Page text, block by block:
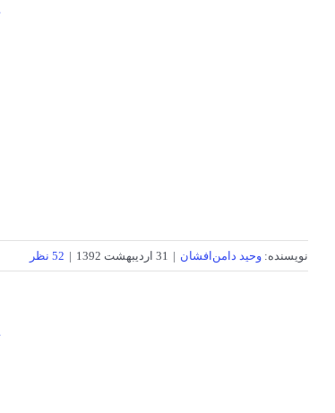
نویسنده: وحید دامن‌افشان | 31 اردیبهشت 1392 | 52 نظر